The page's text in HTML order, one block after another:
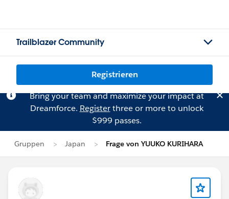
Trailblazer Community
Registrieren
Bring your team and maximize your impact at
Dreamforce. Registerthree or more to unlock
$999 passes.
Gruppen Japan Frage von YUUKO KURIHARA